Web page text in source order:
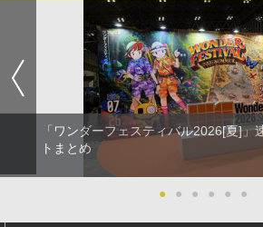
「ワンダーフェスティバル2026[夏]」
トまとめ
● ● ● ● ● ●